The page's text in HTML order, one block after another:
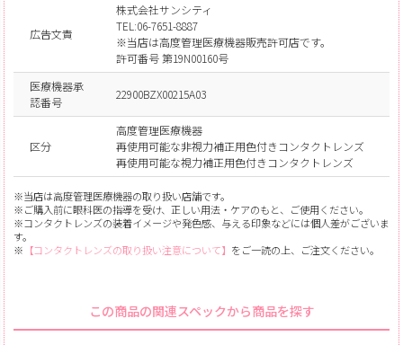
広告文責
株式会社サンシティ
TEL:06-7651-8887
※当店は高度管理医療機器販売許可店です。
許可番号 第19N00160号
医療機器承
認番号
22900BZX00215A03
区分
高度管理医療機器
再使用可能な非視力補正用色付きコンタクトレンズ
再使用可能な視力補正用色付きコンタクトレンズ
※当店は高度管理医療機器の取り扱い店舗です。
※ご購入前に眼科医の指導を受け、正しい用法・ケアのもと、ご使用ください。
※コンタクトレンズの装着イメージや発色感、与える印象などには個人差がございま
す。
※ 【コンタクトレンズの取り扱い注意について】 をご一読の上、ご注文ください。
この商品の関連スペックから商品を探す